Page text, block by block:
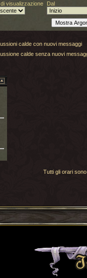
visualizzazione Dal
calde con nuovi messaggi
calde senza nuovi
Tutti gli orari
Torna indietro